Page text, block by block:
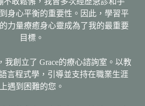
身心平衡的重要性。因此，學習平
力量療癒身心靈成為了我的最重要
目標。
我創立了 Grace的療心諮詢室。以教
言程式學，引導並支持在職業生涯
上遇到困難的您。